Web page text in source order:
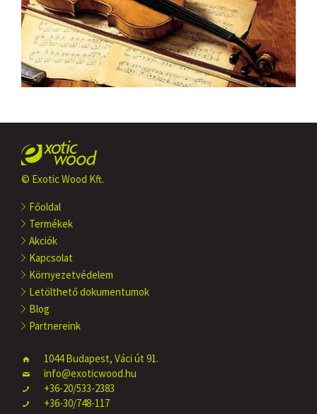
© Exotic Wood Kft.
Főoldal
Termékek
Akciók
Kapcsolat
Környezetvédelem
Letölthető dokumentumok
Blog
Partnereink
1044 Budapest, Váci út 91.
info@exoticwood.hu
+36-20/533-2383
+36-30/748-117